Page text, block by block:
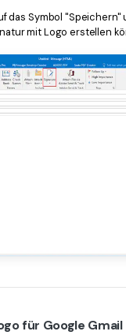
das Symbol "Speichern"
mit Logo erstellen
für Google Gmail